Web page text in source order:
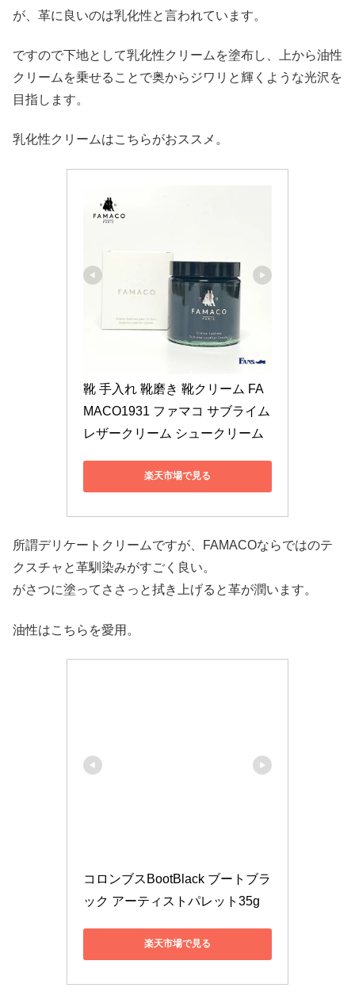
が、革に良いのは乳化性と言われています。
ですので下地として乳化性クリームを塗布し、上から油性
クリームを乗せることで奥からジワリと輝くような光沢を
目指します。
乳化性クリームはこちらがおススメ。
靴 手入れ 靴磨き 靴クリーム FA
MACO1931 ファマコ サブライム
レザークリーム シュークリーム
楽天市場で見る
所謂デリケートクリームですが、FAMACOならではのテ
クスチャと革馴染みがすごく良い。
がさつに塗ってささっと拭き上げると革が潤います。
油性はこちらを愛用。
コロンブスBootBlack ブートブラ
ック アーティストパレット35g
楽天市場で見る